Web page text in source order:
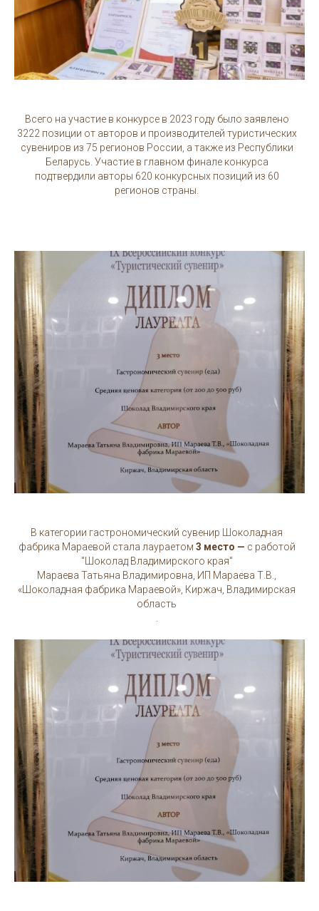
Всего на участие в конкурсе в 2023 году было заявлено
3222 позиции от авторов и производителей туристических
сувениров из 75 регионов России, а также из Республики
Беларусь. Участие в главном финале конкурса
подтвердили авторы 620 конкурсных позиций из 60
регионов страны.
В категории гастрономический сувенир Шоколадная
фабрика Мараевой стала лаураетом 3 место — с работой
"Шоколад Владимирского края"
Мараева Татьяна Владимировна, ИП Мараева Т.В.,
«Шоколадная фабрика Мараевой», Киржач, Владимирская
область